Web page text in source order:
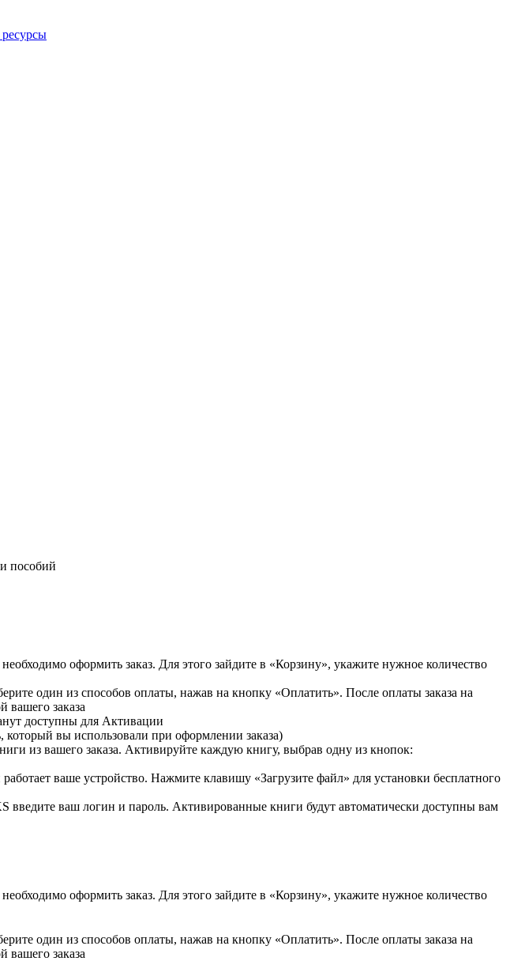
пособий
оформить заказ. Для этого зайдите в «Корзину», укажите нужное количество
один из способов оплаты, нажав на кнопку «Оплатить». После оплаты заказа на
вашего заказа
доступны для Активации
вы использовали при оформлении заказа)
из вашего заказа. Активируйте каждую книгу, выбрав одну из кнопок:
ваше устройство. Нажмите клавишу «Загрузите файл» для установки бесплатного
ваш логин и пароль. Активированные книги будут автоматически доступны вам
оформить заказ. Для этого зайдите в «Корзину», укажите нужное количество
один из способов оплаты, нажав на кнопку «Оплатить». После оплаты заказа на
вашего заказа